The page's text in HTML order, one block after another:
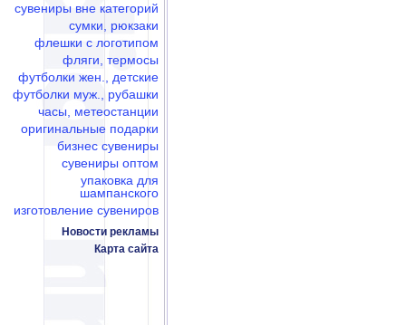
сувениры вне категорий
сумки, рюкзаки
флешки c логотипом
фляги, термосы
футболки жен., детские
футболки муж., рубашки
часы, метеостанции
оригинальные подарки
бизнес сувениры
сувениры оптом
упаковка для
шампанского
изготовление сувениров
Новости рекламы
Карта сайта